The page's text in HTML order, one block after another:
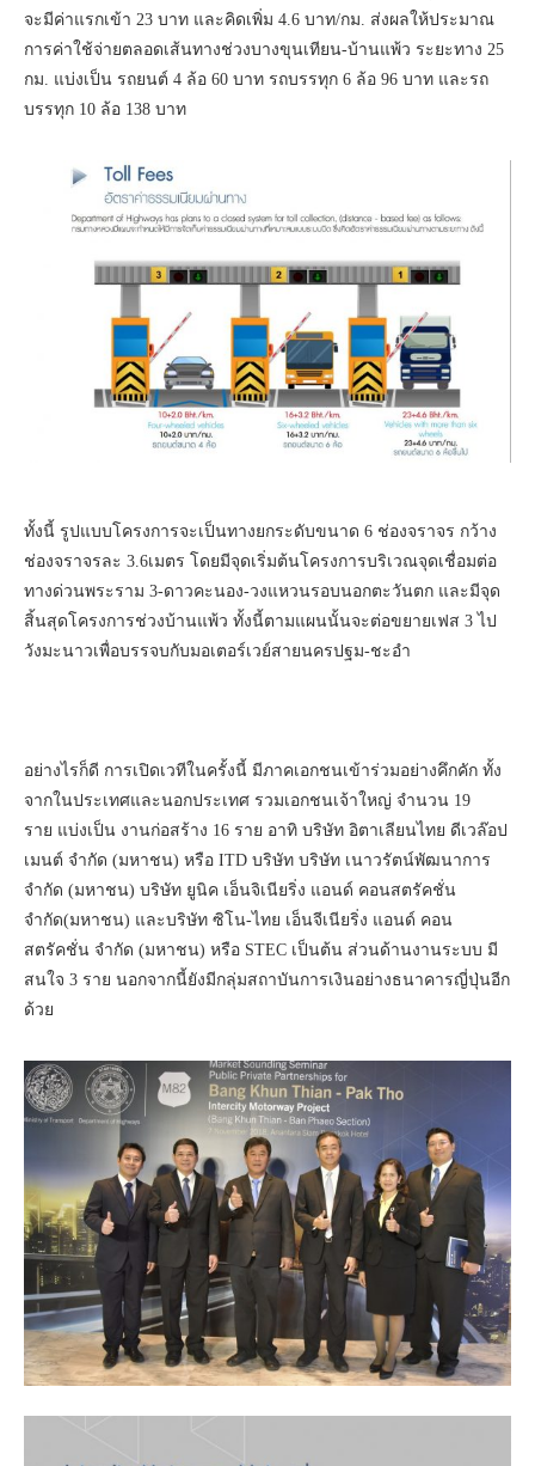
จะมีค่าแรกเข้า 23 บาท และคิดเพิ่ม 4.6 บาท/กม. ส่งผลให้ประมาณ
การค่าใช้จ่ายตลอดเส้นทางช่วงบางขุนเทียน-บ้านแพ้ว ระยะทาง 25
กม. แบ่งเป็น รถยนต์ 4 ล้อ 60 บาท รถบรรทุก 6 ล้อ 96 บาท และรถ
บรรทุก 10 ล้อ 138 บาท
ทั้งนี้ รูปแบบโครงการจะเป็นทางยกระดับขนาด 6 ช่องจราจร กว้าง
ช่องจราจรละ 3.6เมตร โดยมีจุดเริ่มต้นโครงการบริเวณจุดเชื่อมต่อ
ทางด่วนพระราม 3-ดาวคะนอง-วงแหวนรอบนอกตะวันตก และมีจุด
สิ้นสุดโครงการช่วงบ้านแพ้ว ทั้งนี้ตามแผนนั้นจะต่อขยายเฟส 3 ไป
วังมะนาวเพื่อบรรจบกับมอเตอร์เวย์สายนครปฐม-ชะอำ
อย่างไรก็ดี การเปิดเวทีในครั้งนี้ มีภาคเอกชนเข้าร่วมอย่างคึกคัก ทั้ง
จากในประเทศและนอกประเทศ รวมเอกชนเจ้าใหญ่ จำนวน 19
ราย แบ่งเป็น งานก่อสร้าง 16 ราย อาทิ บริษัท อิตาเลียนไทย ดีเวล๊อป
เมนต์ จำกัด (มหาชน) หรือ ITD บริษัท บริษัท เนาวรัตน์พัฒนาการ
จำกัด (มหาชน) บริษัท ยูนิค เอ็นจิเนียริ่ง แอนด์ คอนสตรัคชั่น
จำกัด(มหาชน) และบริษัท ซิโน-ไทย เอ็นจีเนียริ่ง แอนด์ คอน
สตรัคชั่น จำกัด (มหาชน) หรือ STEC เป็นต้น ส่วนด้านงานระบบ มี
สนใจ 3 ราย นอกจากนี้ยังมีกลุ่มสถาบันการเงินอย่างธนาคารญี่ปุ่นอีก
ด้วย